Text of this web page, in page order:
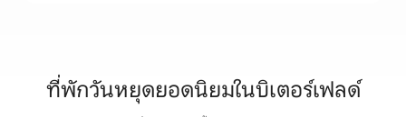
ที่พักวันหยุดยอดนิยมในบิเตอร์เฟลด์